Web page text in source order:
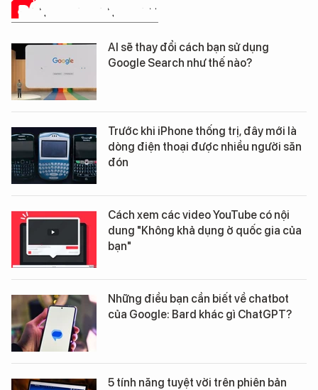
ĐÁNH GIÁ SẢN PHẨM
AI sẽ thay đổi cách bạn sử dụng
Google Search như thế nào?
Trước khi iPhone thống trị, đây mới là
dòng điện thoại được nhiều người săn
đón
Cách xem các video YouTube có nội
dung "Không khả dụng ở quốc gia của
bạn"
Những điều bạn cần biết về chatbot
của Google: Bard khác gì ChatGPT?
5 tính năng tuyệt vời trên phiên bản